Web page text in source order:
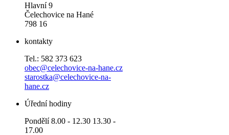
Hlavní 9
Čelechovice na Hané
798 16
kontakty
Tel.: 582 373 623
obec@celechovice-na-hane.cz
starostka@celechovice-na-
hane.cz
Úřední hodiny
Pondělí 8.00 - 12.30 13.30 -
17.00